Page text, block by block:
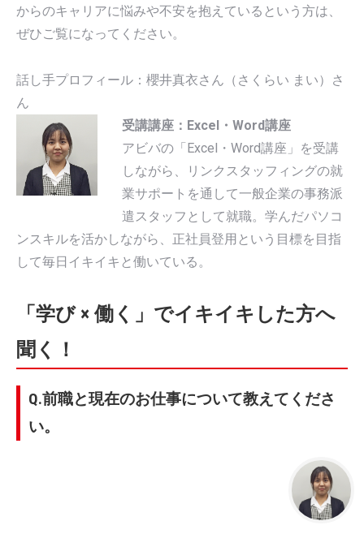
からのキャリアに悩みや不安を抱えているという方は、
ぜひご覧になってください。
話し手プロフィール：櫻井真衣さん（さくらい まい）さ
ん
受講講座：Excel・Word講座
アビバの「Excel・Word講座」を受講
しながら、リンクスタッフィングの就
業サポートを通して一般企業の事務派
遣スタッフとして就職。学んだパソコ
ンスキルを活かしながら、正社員登用という目標を目指
して毎日イキイキと働いている。
「学び × 働く」でイキイキした方へ
聞く！
Q.前職と現在のお仕事について教えてくださ
い。